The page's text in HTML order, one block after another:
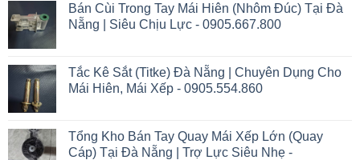
Bán Cùi Trong Tay Mái Hiên (Nhôm Đúc) Tại Đà
Nẵng | Siêu Chịu Lực - 0905.667.800
Tắc Kê Sắt (Titke) Đà Nẵng | Chuyên Dụng Cho
Mái Hiên, Mái Xếp - 0905.554.860
Tổng Kho Bán Tay Quay Mái Xếp Lớn (Quay
Cáp) Tại Đà Nẵng | Trợ Lực Siêu Nhẹ -